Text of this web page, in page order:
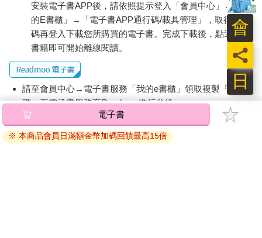
安裝電子書APP後，請依照提示登入「會員中心」→「我
的E書櫃」→「電子書APP通行碼/載具管理」，取得通行
碼再登入下載您所購買的電子書。完成下載後，點選任一
書籍即可開始離線閱讀。
請至會員中心→電子書服務「我的e書櫃」領取複製『兌換
碼』至電子書服務商Readmoo進行兌換。
退換貨須知：
因版權保護，您在金石堂所購買的電子書僅能以金石堂專屬
電子書
※ 本商品會員日滿額金幣加碼回饋最高15倍
日
員
會